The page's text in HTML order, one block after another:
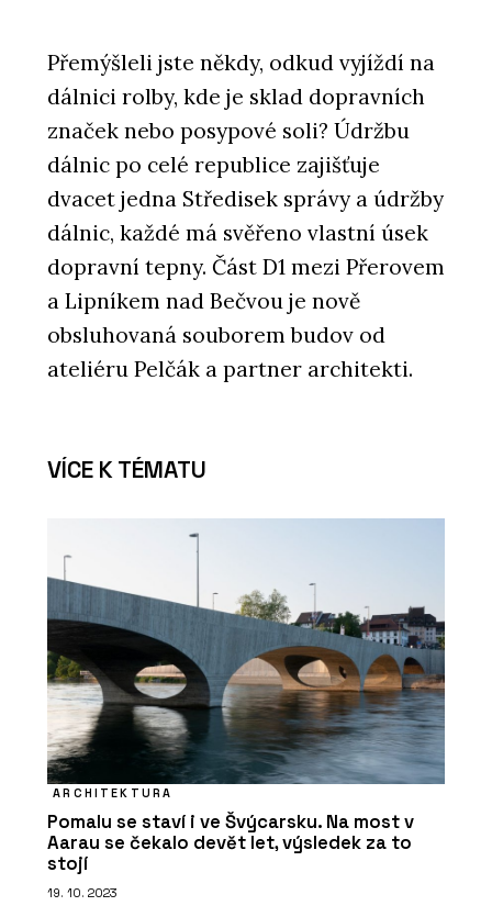
Přemýšleli jste někdy, odkud vyjíždí na
dálnici rolby, kde je sklad dopravních
značek nebo posypové soli? Údržbu
dálnic po celé republice zajišťuje
dvacet jedna Středisek správy a údržby
dálnic, každé má svěřeno vlastní úsek
dopravní tepny. Část D1 mezi Přerovem
a Lipníkem nad Bečvou je nově
obsluhovaná souborem budov od
ateliéru Pelčák a partner architekti.
VÍCE K TÉMATU
ARCHITEKTURA
Pomalu se staví i ve Švýcarsku. Na most v
Aarau se čekalo devět let, výsledek za to
stojí
19. 10. 2023